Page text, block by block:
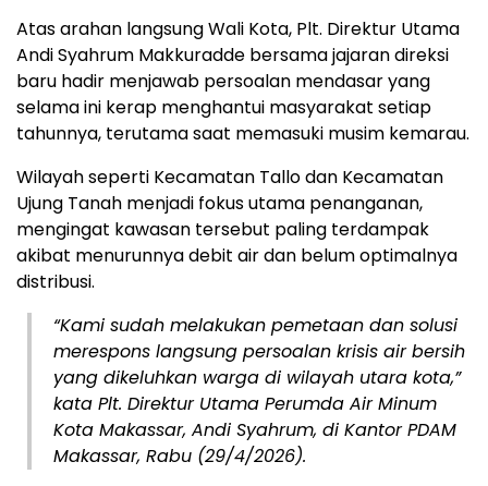
Atas arahan langsung Wali Kota, Plt. Direktur Utama
Andi Syahrum Makkuradde bersama jajaran direksi
baru hadir menjawab persoalan mendasar yang
selama ini kerap menghantui masyarakat setiap
tahunnya, terutama saat memasuki musim kemarau.
Wilayah seperti Kecamatan Tallo dan Kecamatan
Ujung Tanah menjadi fokus utama penanganan,
mengingat kawasan tersebut paling terdampak
akibat menurunnya debit air dan belum optimalnya
distribusi.
“Kami sudah melakukan pemetaan dan solusi
merespons langsung persoalan krisis air bersih
yang dikeluhkan warga di wilayah utara kota,”
kata Plt. Direktur Utama Perumda Air Minum
Kota Makassar, Andi Syahrum, di Kantor PDAM
Makassar, Rabu (29/4/2026).